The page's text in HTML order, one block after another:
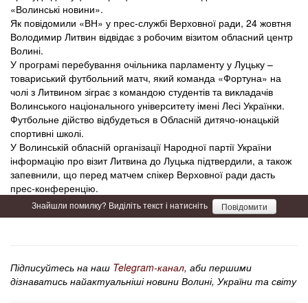
«Волинські новини».
Як повідомили «ВН» у прес-службі Верховної ради, 24 жовтня
Володимир Литвин відвідає з робочим візитом обласний центр
Волині.
У програмі перебування очільника парламенту у Луцьку –
товариський футбольний матч, який команда «Фортуна» на
чолі з Литвином зіграє з командою студентів та викладачів
Волинського національного університету імені Лесі Українки.
Футбольне дійство відбудеться в Обласній дитячо-юнацькій
спортивні школі.
У Волинській обласній організації Народної партії України
інформацію про візит Литвина до Луцька підтвердили, а також
запевнили, що перед матчем спікер Верховної ради дасть
прес-конференцію.
Знайшли помилку? Виділіть текст і натисніть Повідомити
Підписуйтесь на наш Telegram-канал, аби першими
дізнаватись найактуальніші новини Волині, України та світу